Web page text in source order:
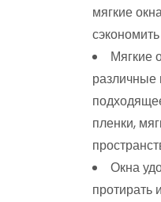
мягкие
Мягкие
различные
пленки,
Окна
протирать